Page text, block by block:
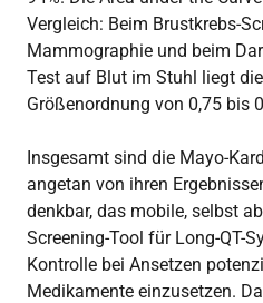
Vergleich: Beim Brustkrebs-
Mammographie und beim
Test auf Blut im Stuhl liegt
Größenordnung von 0,75 bis
Insgesamt sind die Mayo-
angetan von ihren
denkbar, das mobile, selbst
Screening-Tool für Long-QT-
Kontrolle bei Ansetzen
Medikamente einzusetzen.